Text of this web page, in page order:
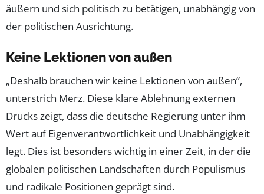
äußern und sich politisch zu betätigen, unabhängig von
der politischen Ausrichtung.
Keine Lektionen von außen
„Deshalb brauchen wir keine Lektionen von außen“,
unterstrich Merz. Diese klare Ablehnung externen
Drucks zeigt, dass die deutsche Regierung unter ihm
Wert auf Eigenverantwortlichkeit und Unabhängigkeit
legt. Dies ist besonders wichtig in einer Zeit, in der die
globalen politischen Landschaften durch Populismus
und radikale Positionen geprägt sind.